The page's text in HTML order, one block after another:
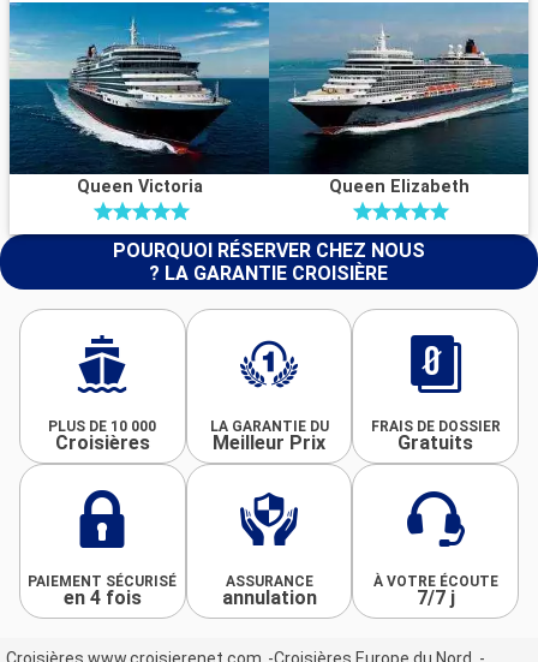
Queen Victoria Queen Elizabeth
POURQUOI RÉSERVER CHEZ NOUS
? LA GARANTIE CROISIÈRE
PLUS DE 10 000
Croisières
LA GARANTIE DU
Meilleur Prix
FRAIS DE DOSSIER
Gratuits
PAIEMENT SÉCURISÉ
en 4 fois
ASSURANCE
annulation
À VOTRE ÉCOUTE
7/7 j
Croisières www.croisierenet.com
Croisières Europe du Nord